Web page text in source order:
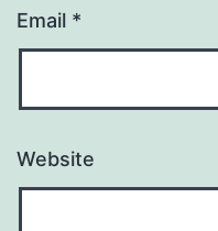
Email *
Website